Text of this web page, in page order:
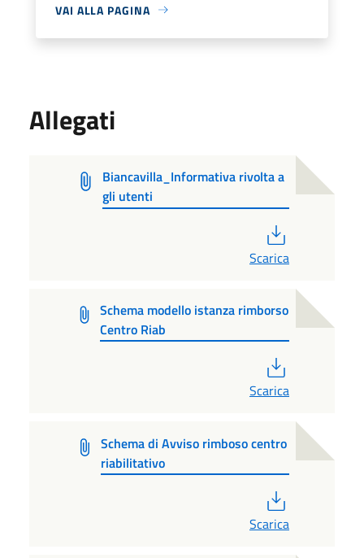
VAI ALLA PAGINA
Allegati
Biancavilla_Informativa rivolta a
gli utenti
Scarica
Schema modello istanza rimborso
Centro Riab
Scarica
Schema di Avviso rimboso centro
riabilitativo
Scarica